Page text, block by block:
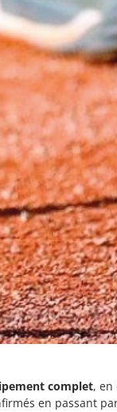
complet, en
en passant